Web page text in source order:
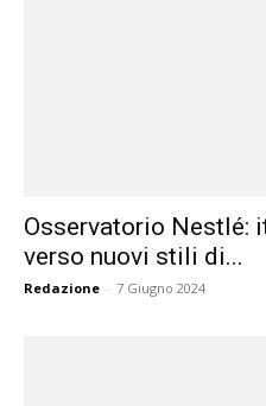
Osservatorio Nestlé:
verso nuovi stili di...
Redazione - 7 Giugno 2024